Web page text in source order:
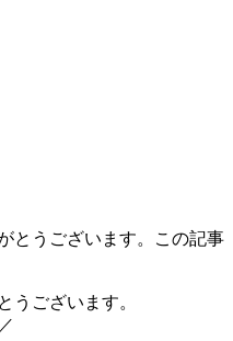
とうございます。この記事
うございます。